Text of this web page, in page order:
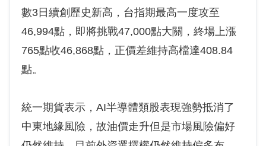
數3日續創歷史新高，台指期最高一度攻至
46,994點，即將挑戰47,000點大關，終場上漲
765點收46,868點，正價差維持高檔達408.84
點。
統一期貨表示，AI半導體類股表現強勢抵消了
中東地緣風險，故油價走升但是市場風險偏好